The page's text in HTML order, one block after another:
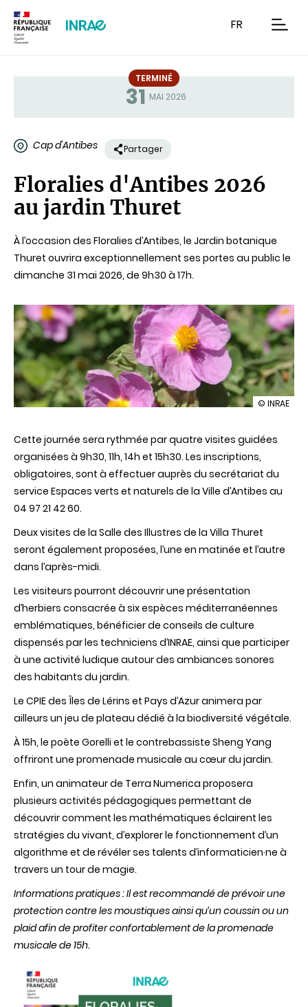
FR
31 MAI 2026
Statut
TERMINÉ
Cap d'Antibes Partager
Floralies d'Antibes 2026
au jardin Thuret
À l’occasion des Floralies d’Antibes, le Jardin botanique
Thuret ouvrira exceptionnellement ses portes au public le
dimanche 31 mai 2026, de 9h30 à 17h.
illustration
2026
jardin
Thuret
© INRAE
Cette journée sera rythmée par quatre visites guidées
organisées à 9h30, 11h, 14h et 15h30. Les inscriptions,
obligatoires, sont à effectuer auprès du secrétariat du
service Espaces verts et naturels de la Ville d’Antibes au
04 97 21 42 60.
Deux visites de la Salle des Illustres de la Villa Thuret
seront également proposées, l’une en matinée et l’autre
dans l’après-midi.
Les visiteurs pourront découvrir une présentation
d’herbiers consacrée à six espèces méditerranéennes
emblématiques, bénéficier de conseils de culture
dispensés par les techniciens d’INRAE, ainsi que participer
à une activité ludique autour des ambiances sonores
des habitants du jardin.
Le CPIE des Îles de Lérins et Pays d’Azur animera par
ailleurs un jeu de plateau dédié à la biodiversité végétale.
À 15h, le poète Gorelli et le contrebassiste Sheng Yang
offriront une promenade musicale au cœur du jardin.
Enfin, un animateur de Terra Numerica proposera
plusieurs activités pédagogiques permettant de
découvrir comment les mathématiques éclairent les
stratégies du vivant, d’explorer le fonctionnement d’un
algorithme et de révéler ses talents d’informaticien·ne à
travers un tour de magie.
Informations pratiques : Il est recommandé de prévoir une
protection contre les moustiques ainsi qu’un coussin ou un
plaid afin de profiter confortablement de la promenade
musicale de 15h.